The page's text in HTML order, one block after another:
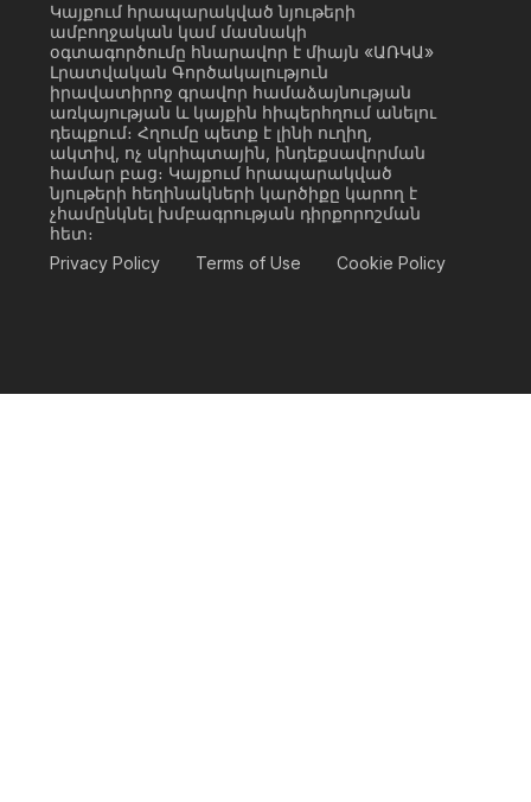
Կայքում հրապարակված նյութերի
ամբողջական կամ մասնակի
օգտագործումը հնարավոր է միայն «ԱՌԿԱ»
Լրատվական Գործակալություն
իրավատիրոջ գրավոր համաձայնության
առկայության և կայքին հիպերհղում անելու
դեպքում։ Հղումը պետք է լինի ուղիղ,
ակտիվ, ոչ սկրիպտային, ինդեքսավորման
համար բաց։ Կայքում հրապարակված
նյութերի հեղինակների կարծիքը կարող է
չհամընկնել խմբագրության դիրքորոշման
հետ։
Privacy Policy
Terms of Use Cookie Policy